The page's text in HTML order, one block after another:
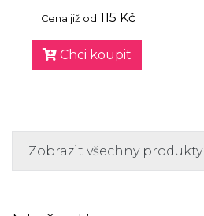
Cena již od 115 Kč
Chci koupit
Zobrazit všechny produkty